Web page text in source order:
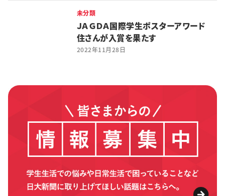
未分類
ＪＡＧＤＡ国際学生ポスターアワード
住さんが入賞を果たす
2022年11月28日